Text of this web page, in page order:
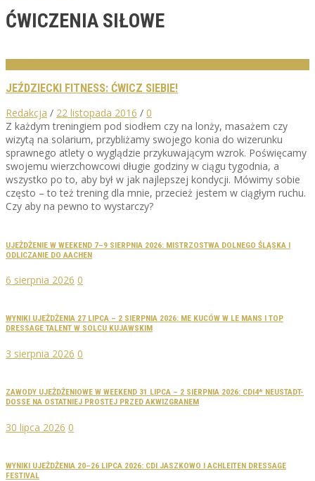
ĆWICZENIA SIŁOWE
JEŹDZIECKI FITNESS: ĆWICZ SIEBIE!
Redakcja / 22 listopada 2016 / 0
Z każdym treningiem pod siodłem czy na lonży, masażem czy
wizytą na solarium, przybliżamy swojego konia do wizerunku
sprawnego atlety o wyglądzie przykuwającym wzrok. Poświęcamy
swojemu wierzchowcowi długie godziny w ciągu tygodnia, a
wszystko po to, aby był w jak najlepszej kondycji. Mówimy sobie
często – to też trening dla mnie, przecież jestem w ciągłym ruchu.
Czy aby na pewno to wystarczy?
UJEŻDŻENIE W WEEKEND 7–9 SIERPNIA 2026: MISTRZOSTWA DOLNEGO ŚLĄSKA I
ODLICZANIE DO AACHEN
6 sierpnia 2026 0
WYNIKI UJEŻDŻENIA 27 LIPCA – 2 SIERPNIA 2026: ME KUCÓW W LE MANS I TOP
DRESSAGE TALENT W SOLCU KUJAWSKIM
3 sierpnia 2026 0
ZAWODY UJEŻDŻENIOWE W WEEKEND 31 LIPCA – 2 SIERPNIA 2026: CDI4* NEUSTADT-
DOSSE NA OSTATNIEJ PROSTEJ PRZED AKWIZGRANEM
30 lipca 2026 0
WYNIKI UJEŻDŻENIA 20–26 LIPCA 2026: CDI JASZKOWO I ACHLEITEN DRESSAGE
FESTIVAL